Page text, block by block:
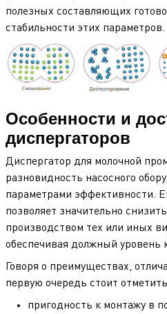
полезных составляющих
стабильности этих параметров.
Особенности и
диспергаторов
Диспергатор для молочной
разновидность насосного
параметрами эффективности.
позволяет значительно
производством тех или иных
обеспечивая должный уровень
Говоря о преимуществах,
первую очередь стоит
пригодность к монтажу в